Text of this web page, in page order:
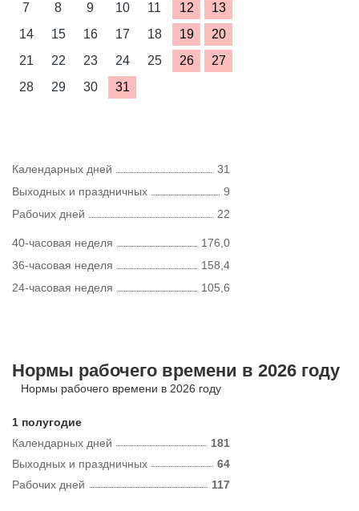
7
8 9 10 11 12
13
14
15 16 17 18 19
20
21
22 23 24 25 26
27
28
29 30 31
Календарных дней
31
Выходных и праздничных
9
Рабочих дней
22
40-часовая неделя
176,0
36-часовая неделя
158,4
24-часовая неделя
105,6
Нормы рабочего времени в 2026 году
Нормы рабочего времени в 2026 году
1 полугодие
Календарных дней
181
Рабочих дней 117
Выходных и праздничных 64